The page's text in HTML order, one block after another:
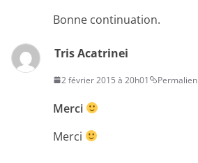
Bonne continuation.
Tris Acatrinei
2 février 2015 à 20h01 Permalien
Merci
Merci